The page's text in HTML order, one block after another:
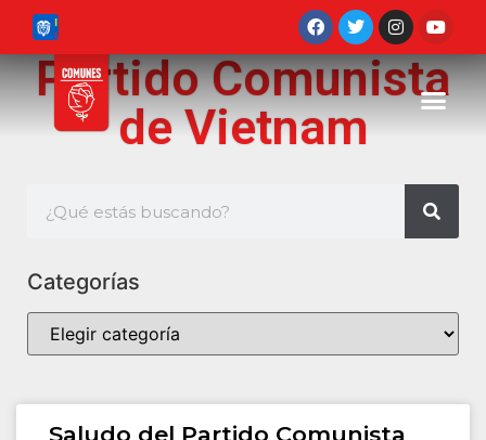
Partido Comunista
de Vietnam
Categorías
Saludo del Partido Comunista